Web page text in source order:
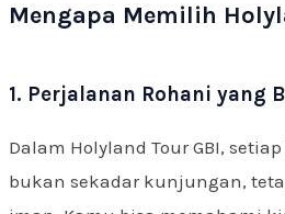
Mengapa Memilih
1. Perjalanan Rohani yang
Dalam Holyland Tour GBI,
bukan sekadar kunjungan,